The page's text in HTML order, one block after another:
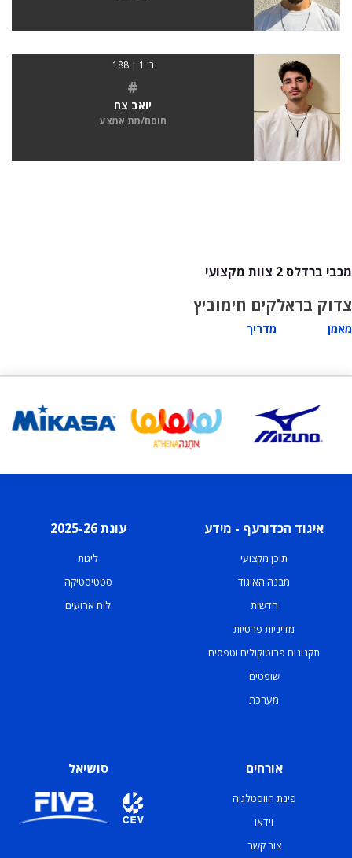
בן 1 | 188
#
יואב צח
חוסם/מת אמצע
מכבי ברדלס 2 צוות מקצועי
צדוק בראל
מאמן
קים חימוביץ
מדריך
איגוד הכדורעף - מידע
תוכן מקצועי
מבנה האיגוד
חדשות
מדיניות פרטיות
תקנונים פרוטוקולים וטפסים
שופטים
מערכת
עונת 2025-26
ליגות
סטטיסטיקה
לוח ארועים
אורחים
פינת הווסטלגיה
וידאו
צור קשר
סושיאל